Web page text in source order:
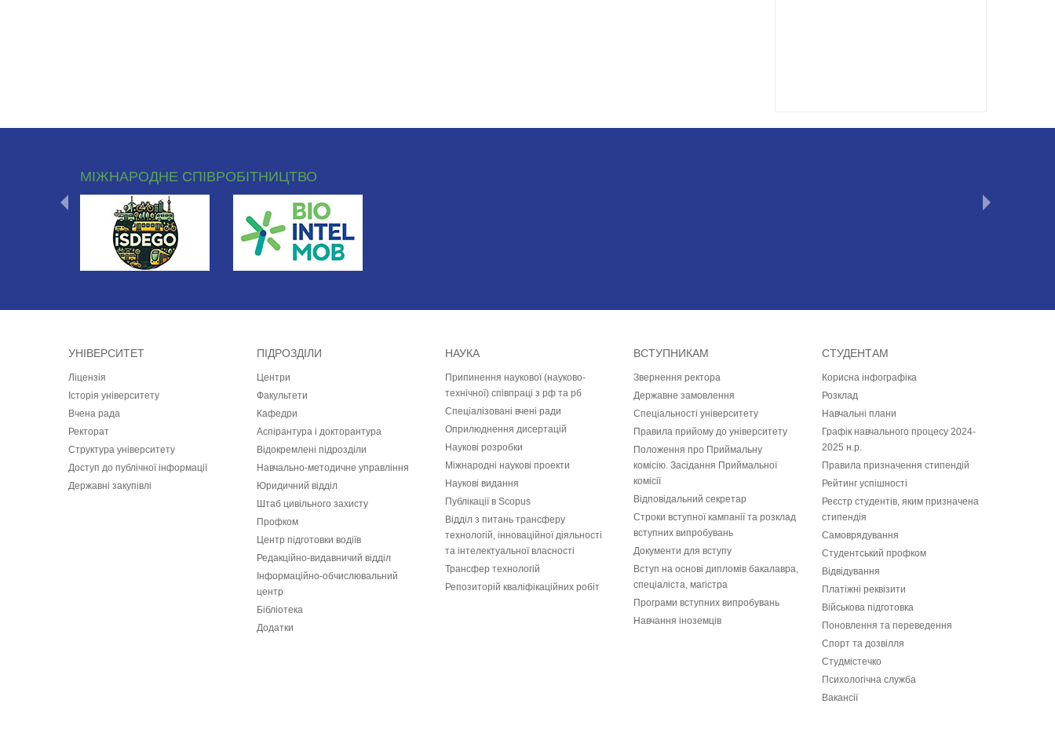
МІЖНАРОДНЕ СПІВРОБІТНИЦТВО
УНІВЕРСИТЕТ
Ліцензія
Історія університету
Вчена рада
Ректорат
Структура університету
Доступ до публічної інформації
Державні закупівлі
ПІДРОЗДІЛИ
Центри
Факультети
Кафедри
Аспірантура і докторантура
Відокремлені підрозділи
Навчально-методичне управління
Юридичний відділ
Штаб цивільного захисту
Профком
Центр підготовки водіїв
Редакційно-видавничий відділ
Інформаційно-обчислювальний
центр
Бібліотека
Додатки
НАУКА
Припинення наукової (науково-
технічної) співпраці з рф та рб
Спеціалізовані вчені ради
Оприлюднення дисертацій
Наукові розробки
Міжнародні наукові проекти
Наукові видання
Публікації в Scopus
Відділ з питань трансферу
технологій, інноваційної діяльності
та інтелектуальної власності
Трансфер технологій
Репозиторій кваліфікаційних робіт
ВСТУПНИКАМ
Звернення ректора
Державне замовлення
Спеціальності університету
Правила прийому до університету
Положення про Приймальну
комісію. Засідання Приймальної
комісії
Відповідальний секретар
Строки вступної кампанії та розклад
вступних випробувань
Документи для вступу
Вступ на основі дипломів бакалавра,
спеціаліста, магістра
Програми вступних випробувань
Навчання іноземців
СТУДЕНТАМ
Корисна інфографіка
Розклад
Навчальні плани
Графiк навчального процесу 2024-
2025 н.р.
Правила призначення стипендій
Рейтинг успішності
Реєстр студентів, яким призначена
стипендія
Самоврядування
Студентський профком
Відвідування
Платіжні реквізити
Військова підготовка
Поновлення та переведення
Спорт та дозвілля
Студмістечко
Психологічна служба
Вакансії